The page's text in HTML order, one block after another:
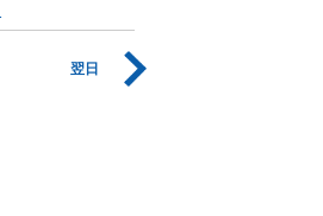
翌日